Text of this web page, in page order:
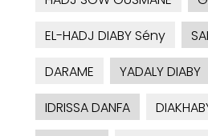
EL-HADJ DIABY Sény
DARAME
YADALY DIABY
IDRISSA DANFA